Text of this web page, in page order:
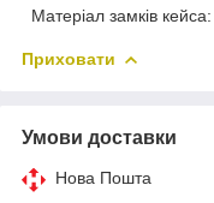
Матеріал замків кейса:
Приховати
Умови доставки
Нова Пошта